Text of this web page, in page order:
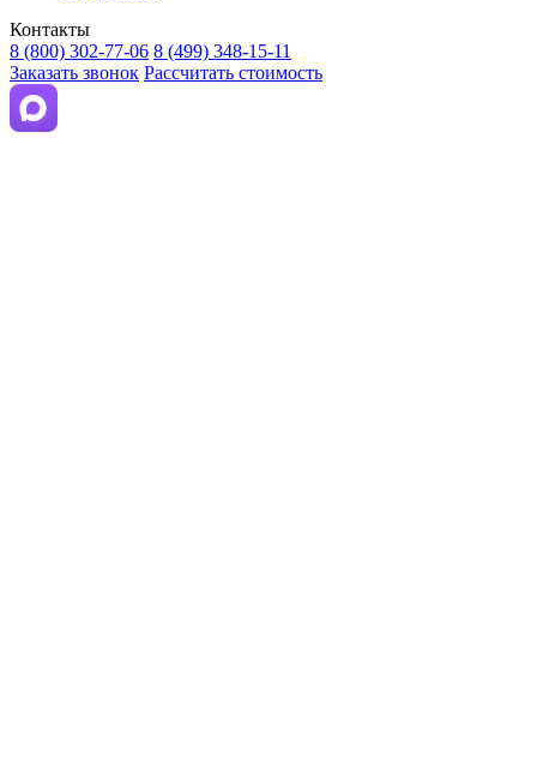
Контакты
8 (800) 302-77-06 8 (499) 348-15-11
Заказать звонок Рассчитать стоимость